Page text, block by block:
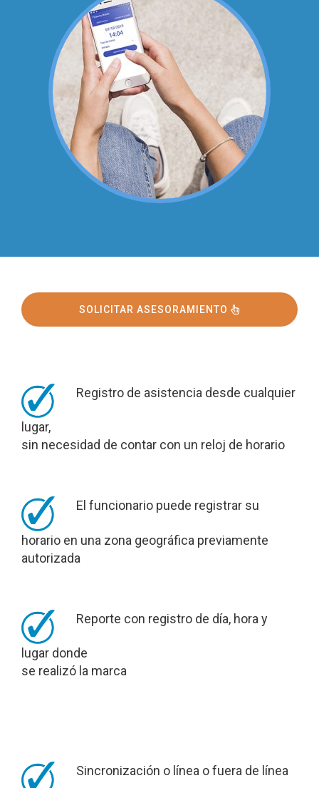
SOLICITAR ASESORAMIENTO
Registro de asistencia desde cualquier
lugar,
sin necesidad de contar con un reloj de horario
El funcionario puede registrar su
horario en una zona geográfica previamente
autorizada
Reporte con registro de día, hora y
lugar donde
se realizó la marca
Sincronización o línea o fuera de línea